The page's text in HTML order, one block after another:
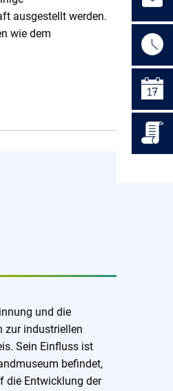
ausgestellt werden.
wie dem
und die
zur industriellen
Sein Einfluss ist
befindet,
die Entwicklung der